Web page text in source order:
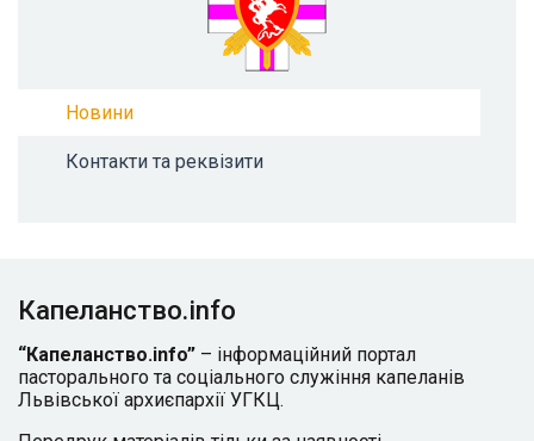
Новини
Контакти та реквізити
Капеланство.info
“Капеланство.info” – інформаційний портал
пасторального та соціального служіння капеланів
Львівської архиєпархії УГКЦ.